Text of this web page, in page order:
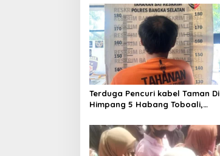
Terduga Pencuri kabel Taman Di
Himpang 5 Habang Toboali,
Selatan